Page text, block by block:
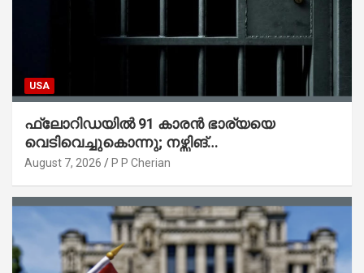
USA
ഫ്ലോറിഡയിൽ 91 കാരൻ ഭാര്യയെ
വെടിവെച്ചുകൊന്നു; നഴ്സിങ്
ഹോമിലാക്കില്ലെന്ന് നൽകിയ വാഗ്ദാനം
August 7, 2026 P P Cherian